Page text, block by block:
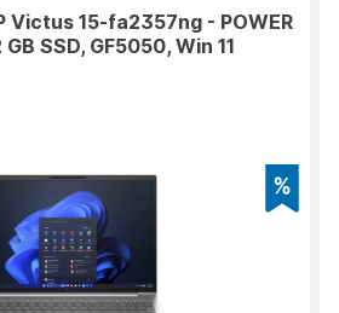
Victus 15-fa2357ng - POWER
GB SSD, GF5050, Win 11